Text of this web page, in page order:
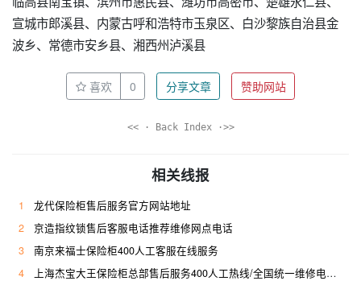
宣城市郎溪县、内蒙古呼和浩特市玉泉区、白沙黎族自治县金
波乡、常德市安乡县、湘西州泸溪县
喜欢 0 分享文章 赞助网站
<< · Back Index ·>>
相关线报
1
龙代保险柜售后服务官方网站地址
2
京造指纹锁售后客服电话推荐维修网点电话
3
南京来福士保险柜400人工客服在线服务
4
上海杰宝大王保险柜总部售后服务400人工热线/全国统一维修电话是多少